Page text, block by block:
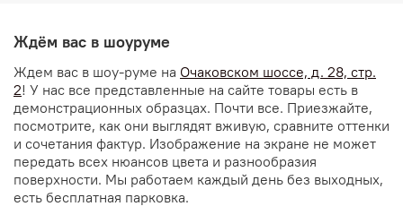
Ждём вас в шоуруме
Ждем вас в шоу-руме на Очаковском шоссе, д. 28, стр.
2! У нас все представленные на сайте товары есть в
демонстрационных образцах. Почти все. Приезжайте,
посмотрите, как они выглядят вживую, сравните оттенки
и сочетания фактур. Изображение на экране не может
передать всех нюансов цвета и разнообразия
поверхности. Мы работаем каждый день без выходных,
есть бесплатная парковка.